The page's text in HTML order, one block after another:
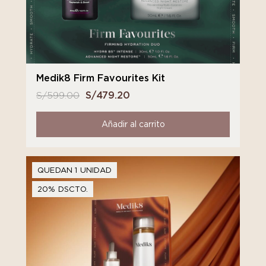
Medik8 Firm Favourites Kit
S/599.00 El
precio
original
era:
S/479.20
precio
actual
es:
Añadir al carrito
QUEDAN 1 UNIDAD
20% DSCTO.